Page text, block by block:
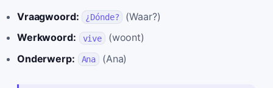
Vraagwoord: ¿Dónde?
(Waar?)
Werkwoord:
vive (woont)
Onderwerp:
Ana (Ana)